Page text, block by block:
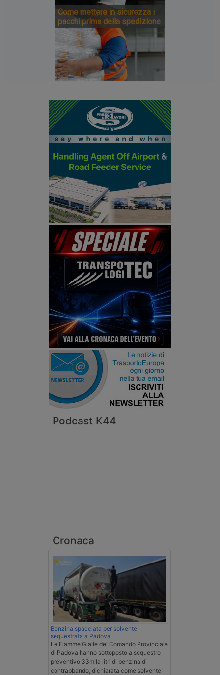
Podcast K44
Cronaca
Benzina spacciata per solvente
sequestrata a Padova
Le Fiamme Gialle del Comando Provinciale
di Padova hanno sottoposto a sequestro
preventivo 33mila litri di benzina di
contrabbando, dichiarata come solvente
Come mettere in sicurezza i
pacchi prima della spedizione